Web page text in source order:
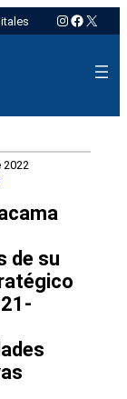
Instagram
X
2022
de su